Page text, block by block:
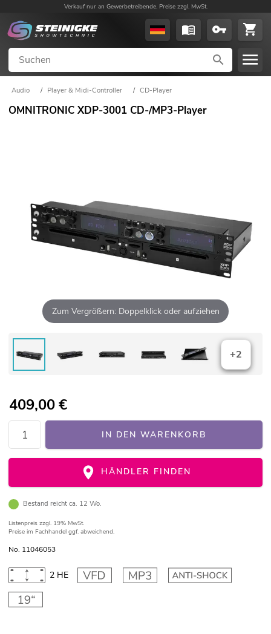
Verkauf nur an Gewerbetreibende. Preise zzgl. MwSt.
Audio / Player & Midi-Controller / CD-Player
OMNITRONIC XDP-3001 CD-/MP3-Player
Zum Vergrößern: Doppelklick oder aufziehen
+2
409,00€
IN DEN WARENKORB
HÄNDLER FINDEN
Bestand reicht ca. 12 Wo.
Listenpreis zzgl. 19% MwSt.
Preise im Fachhandel ggf. abweichend.
No. 11046053
2 HE